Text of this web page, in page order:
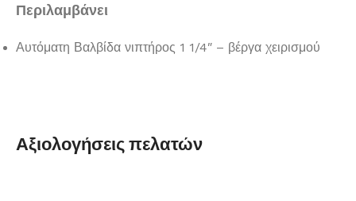
Περιλαμβάνει
Αυτόματη Βαλβίδα νιπτήρος 1 1/4″ – βέργα χειρισμού
Αξιολογήσεις πελατών